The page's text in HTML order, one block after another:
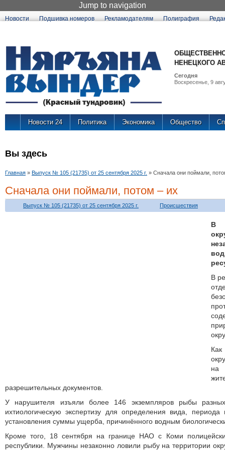
Jump to navigation
Новости Подшивка номеров Рекламодателям Полиграфия
НЕНЕЦКОГО
Сегодня
Воскресенье, 9
Новости 24 Политика Экономика Общество
Вы здесь
Главная » Выпуск № 105 (21735) от 25 сентября 2025 г. » Сначала они поймали,
Сначала они поймали, потом – их
Выпуск № 105 (21735) от 25 сентября 2025 г. Происшествия
В
В
на
разрешительных документов.
У нарушителя изъяли более 146 экземпляров рыбы
ихтиологическую экспертизу для определения вида,
установления суммы ущерба, причинённого водным
Кроме того, 18 сентября на границе НАО с Коми
республики. Мужчины незаконно ловили рыбу на территории